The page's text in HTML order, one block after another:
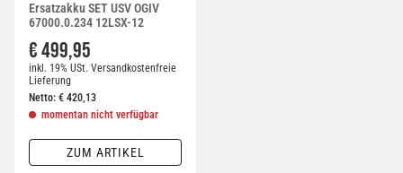
Ersatzakku SET USV OGIV
67000.0.234 12LSX-12
€ 499,95
inkl. 19% USt. Versandkostenfreie
Lieferung
Netto: € 420,13
momentan nicht verfügbar
ZUM ARTIKEL